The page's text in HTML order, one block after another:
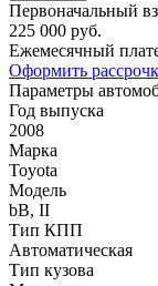
Первоначальный
225 000 руб.
Ежемесячный
Оформить
Параметры
Год выпуска
2008
Марка
Toyota
Модель
bB, II
Тип КПП
Автоматическая
Тип кузова